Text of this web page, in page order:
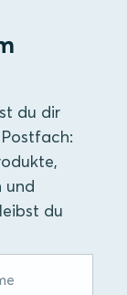
du dir
und
du